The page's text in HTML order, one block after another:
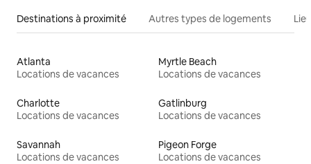
Destinations à proximité Autres types de logements
Atlanta
Locations de vacances
Myrtle Beach
Locations de vacances
Charlotte
Locations de vacances
Gatlinburg
Locations de vacances
Savannah
Locations de vacances
Pigeon Forge
Locations de vacances